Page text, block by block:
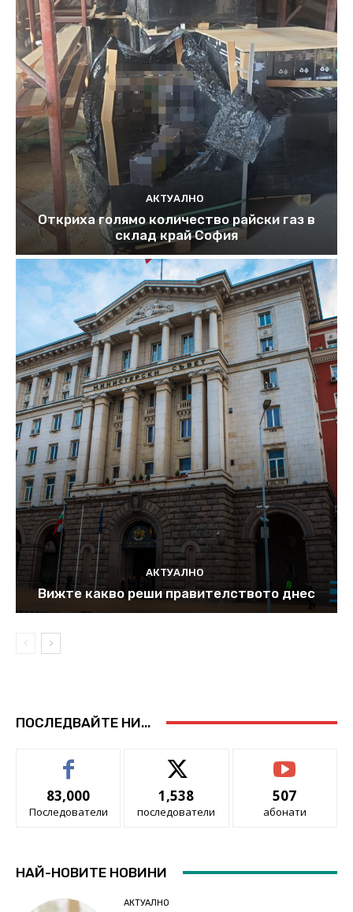
АКТУАЛНО
Откриха голямо количество райски газ в
склад край София
АКТУАЛНО
Вижте какво реши правителството днес
ПОСЛЕДВАЙТЕ НИ...
83,000
Последователи
1,538
последователи
507
абонати
НАЙ-НОВИТЕ НОВИНИ
АКТУАЛНО